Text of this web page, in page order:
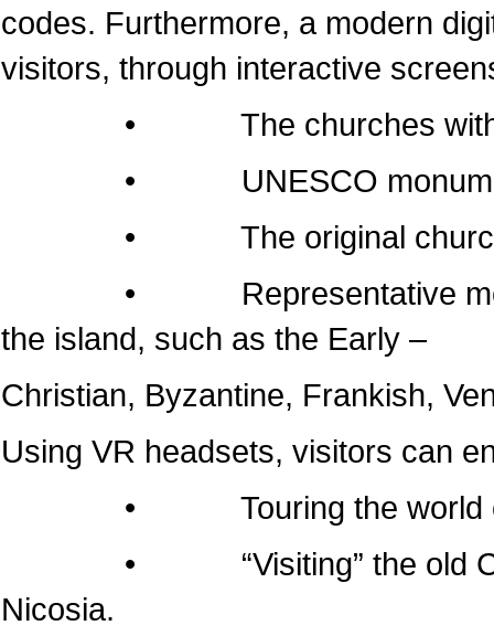
codes. Furthermore, a modern
visitors, through interactive
• The churches within
• UNESCO
• The original churches
• Representative
the island, such as the Early –
Christian, Byzantine, Frankish,
Using VR headsets, visitors can
• Touring the world of
• “Visiting” the old
Nicosia.